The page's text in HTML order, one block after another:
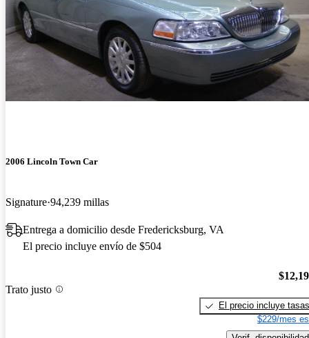
2006 Lincoln Town Car
Signature 94,239 millas
Entrega a domicilio desde Fredericksburg, VA
El precio incluye envío de $504
Trato justo
El precio incluye tasas
$229/mes